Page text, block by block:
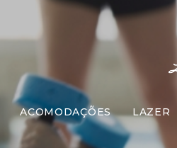
ACOMODAÇÕES LAZER